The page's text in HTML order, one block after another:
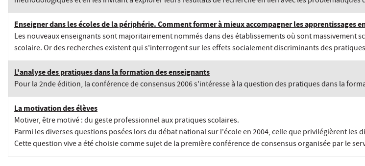
Enseigner dans les écoles de la périphérie. Comment former à mieux accompagner les apprentissages
Les nouveaux enseignants sont majoritairement nommés dans des établissements où sont massivement
scolaire. Or des recherches existent qui s'interrogent sur les effets socialement discriminants des
L'analyse des pratiques dans la formation des enseignants
Pour la 2nde édition, la conférence de consensus 2006 s'intéresse à la question des pratiques dans la
La motivation des élèves
Motiver, être motivé : du geste professionnel aux pratiques scolaires.
Parmi les diverses questions posées lors du débat national sur l'école en 2004, celle que privilégièrent
Cette question vive a été choisie comme sujet de la première conférence de consensus organisée par le